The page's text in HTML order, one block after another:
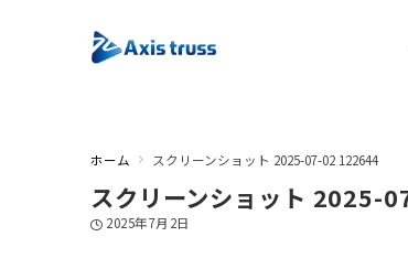
ホーム スクリーンショット 2025-07-02 122644
スクリーンショット 2025-
2025年7月2日